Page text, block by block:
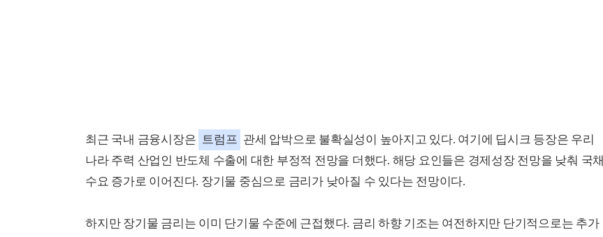
최근 국내 금융시장은 트럼프 관세 압박으로 불확실성이 높아지고 있다. 여기에 딥시크 등장은 우리
나라 주력 산업인 반도체 수출에 대한 부정적 전망을 더했다. 해당 요인들은 경제성장 전망을 낮춰 국채
수요 증가로 이어진다. 장기물 중심으로 금리가 낮아질 수 있다는 전망이다.
하지만 장기물 금리는 이미 단기물 수준에 근접했다. 금리 하향 기조는 여전하지만 단기적으로는 추가